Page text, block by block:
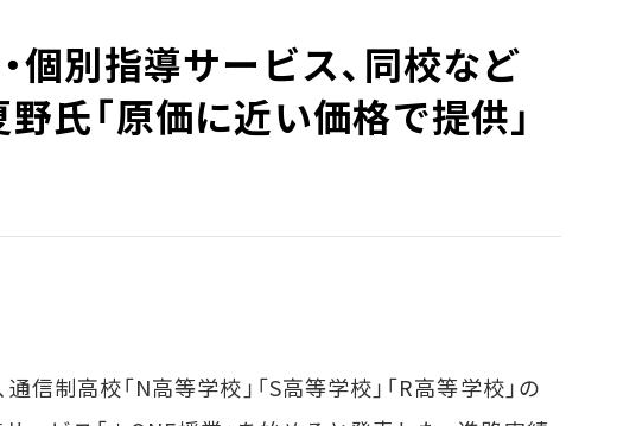
個別指導サービス、同校など
氏「原価に近い価格で提供」
制高校「N高等学校」「S高等学校」「R高等学校」の